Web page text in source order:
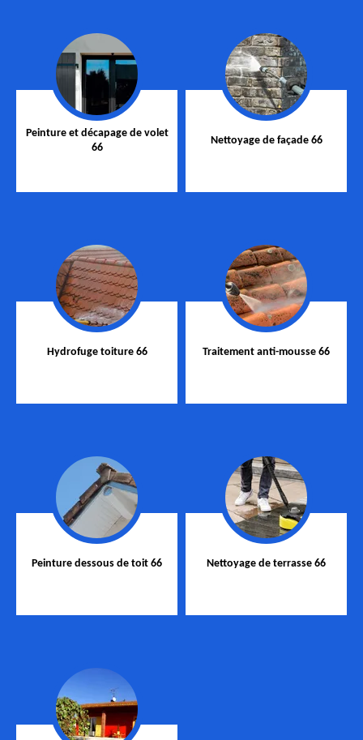
Peinture et décapage de volet
66
Nettoyage de façade 66
Hydrofuge toiture 66 Traitement anti-mousse 66
Peinture dessous de toit 66 Nettoyage de terrasse 66